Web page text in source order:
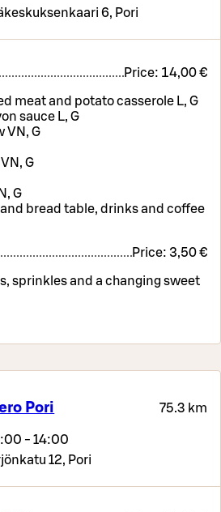
6, Pori
Price: 14,00 €
meat and potato casserole L, G
sauce L, G
VN, G
G
G
and bread table, drinks and coffee
Price: 3,50 €
sprinkles and a changing sweet
Pori 75.3 km
- 14:00
12, Pori